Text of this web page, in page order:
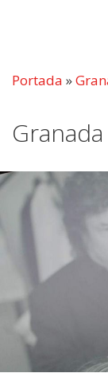
Portada »
Granada